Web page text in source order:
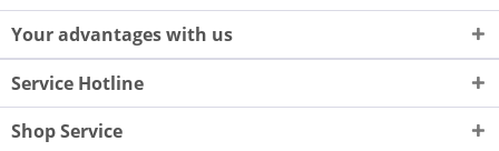
Your advantages with us
Service Hotline
Shop Service